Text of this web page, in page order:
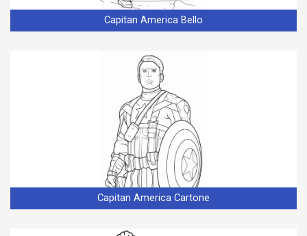
Capitan America Bello
Capitan America Cartone